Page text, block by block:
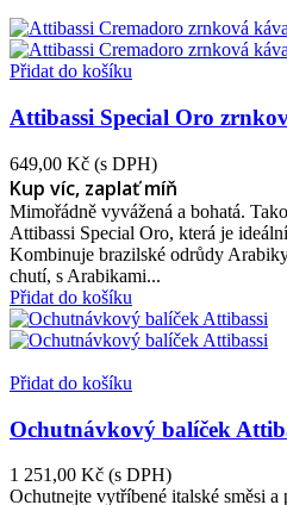
Přidat do košíku
Attibassi Special Oro
649,00 Kč (s DPH)
Kup víc, zaplať míň
Mimořádně vyvážená a bohatá.
Attibassi Special Oro, která je
Kombinuje brazilské odrůdy
chutí, s Arabikami...
Přidat do košíku
Přidat do košíku
Ochutnávkový balíček
1 251,00 Kč (s DPH)
Ochutnejte vytříbené italské směsi a